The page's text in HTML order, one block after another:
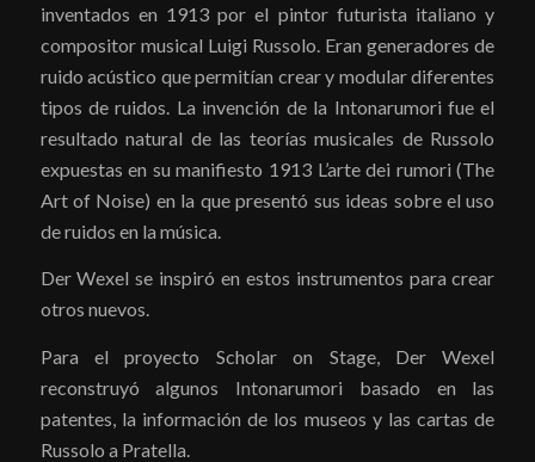
inventados en 1913 por el pintor futurista italiano y
compositor musical Luigi Russolo. Eran generadores de
ruido acústico que permitían crear y modular diferentes
tipos de ruidos. La invención de la Intonarumori fue el
resultado natural de las teorías musicales de Russolo
expuestas en su manifiesto 1913 L’arte dei rumori (The
Art of Noise) en la que presentó sus ideas sobre el uso
de ruidos en la música.
Der Wexel se inspiró en estos instrumentos para crear
otros nuevos.
Para el proyecto Scholar on Stage, Der Wexel
reconstruyó algunos Intonarumori basado en las
patentes, la información de los museos y las cartas de
Russolo a Pratella.